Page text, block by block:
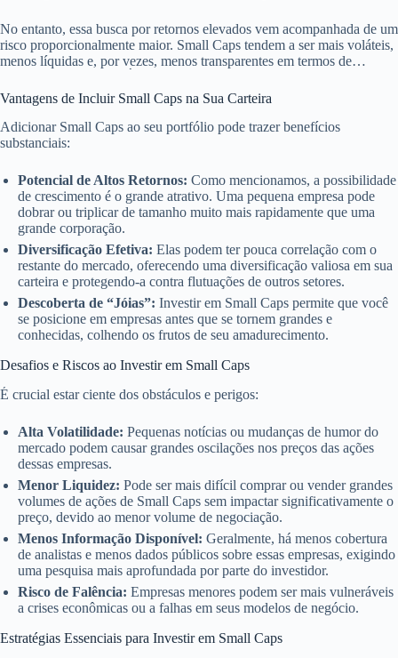
No entanto, essa busca por retornos elevados vem acompanhada de um
risco proporcionalmente maior. Small Caps tendem a ser mais voláteis,
menos líquidas e, por vezes, menos transparentes em termos de
investidor mais tolerante ao risco.
Vantagens de Incluir Small Caps na Sua Carteira
Adicionar Small Caps ao seu portfólio pode trazer benefícios
substanciais:
Potencial de Altos Retornos: Como mencionamos, a possibilidade
de crescimento é o grande atrativo. Uma pequena empresa pode
dobrar ou triplicar de tamanho muito mais rapidamente que uma
grande corporação.
Diversificação Efetiva: Elas podem ter pouca correlação com o
restante do mercado, oferecendo uma diversificação valiosa em sua
carteira e protegendo-a contra flutuações de outros setores.
Descoberta de “Jóias”: Investir em Small Caps permite que você
se posicione em empresas antes que se tornem grandes e
conhecidas, colhendo os frutos de seu amadurecimento.
Desafios e Riscos ao Investir em Small Caps
É crucial estar ciente dos obstáculos e perigos:
Alta Volatilidade: Pequenas notícias ou mudanças de humor do
mercado podem causar grandes oscilações nos preços das ações
dessas empresas.
Menor Liquidez: Pode ser mais difícil comprar ou vender grandes
volumes de ações de Small Caps sem impactar significativamente o
preço, devido ao menor volume de negociação.
Menos Informação Disponível: Geralmente, há menos cobertura
de analistas e menos dados públicos sobre essas empresas, exigindo
uma pesquisa mais aprofundada por parte do investidor.
Risco de Falência: Empresas menores podem ser mais vulneráveis
a crises econômicas ou a falhas em seus modelos de negócio.
Estratégias Essenciais para Investir em Small Caps